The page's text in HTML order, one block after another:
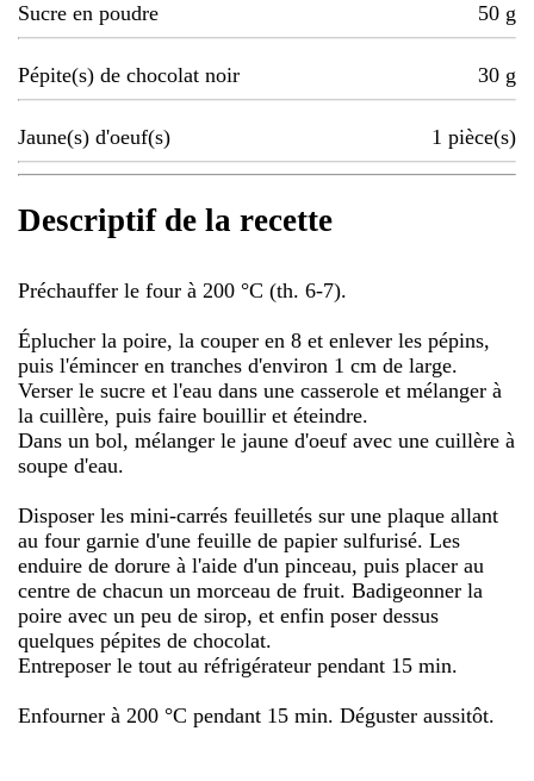
Sucre en poudre 50 g
Pépite(s) de chocolat noir 30 g
Jaune(s) d'oeuf(s) 1 pièce(s)
Descriptif de la recette
Préchauffer le four à 200 °C (th. 6-7).
Éplucher la poire, la couper en 8 et enlever les pépins,
puis l'émincer en tranches d'environ 1 cm de large.
Verser le sucre et l'eau dans une casserole et mélanger à
la cuillère, puis faire bouillir et éteindre.
Dans un bol, mélanger le jaune d'oeuf avec une cuillère à
soupe d'eau.
Disposer les mini-carrés feuilletés sur une plaque allant
au four garnie d'une feuille de papier sulfurisé. Les
enduire de dorure à l'aide d'un pinceau, puis placer au
centre de chacun un morceau de fruit. Badigeonner la
poire avec un peu de sirop, et enfin poser dessus
quelques pépites de chocolat.
Entreposer le tout au réfrigérateur pendant 15 min.
Enfourner à 200 °C pendant 15 min. Déguster aussitôt.